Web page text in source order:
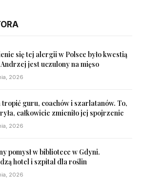
się tej alergii w Polsce było kwestią
jest uczulony na mięso
2026
tropić guru, coachów i szarlatanów. To,
całkowicie zmieniło jej spojrzenie
2026
pomysł w bibliotece w Gdyni.
hotel i szpital dla roślin
2026